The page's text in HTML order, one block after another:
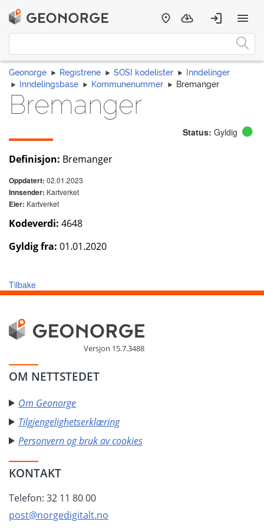
Geonorge Registrene SOSI kodelister
Inndelinger
Inndelingsbase
Kommunenummer Bremanger
Bremanger
Status: Gyldig
Definisjon: Bremanger
Oppdatert: 02.01.2023
Innsender: Kartverket
Eier: Kartverket
Kodeverdi: 4648
Gyldig fra: 01.01.2020
Tilbake